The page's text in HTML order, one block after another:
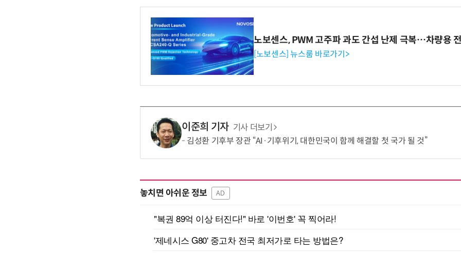
노보센스, PWM 고주파 과도 간섭 난제 극복…차량용
[노보센스] 뉴스룸 바로가기>
이준희 기자 기사 더보기
김성환 기후부 장관 “AI·기후위기, 대한민국이 함께 해결할 첫 국가 될 것”
놓치면 아쉬운 정보 AD